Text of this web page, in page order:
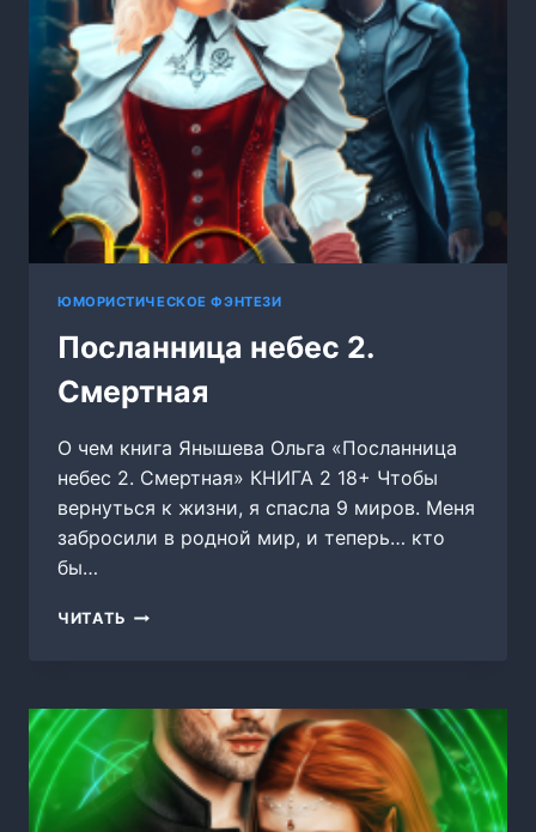
ЮМОРИСТИЧЕСКОЕ ФЭНТЕЗИ
Посланница небес 2.
Смертная
О чем книга Янышева Ольга «Посланница
небес 2. Смертная» КНИГА 2 18+ Чтобы
вернуться к жизни, я спасла 9 миров. Меня
забросили в родной мир, и теперь… кто
бы…
ЧИТАТЬ ПОСЛАННИЦА